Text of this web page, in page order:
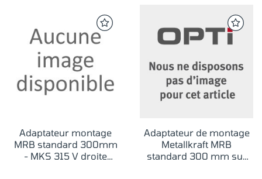
Adaptateur montage
MRB standard 300mm
- MKS 315 V droite
Adaptateur de montage
Metallkraft MRB
standard 300 mm sur